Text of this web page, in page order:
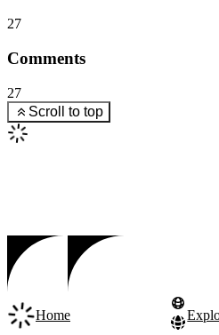
Home
27
Comments
27
Scroll to top